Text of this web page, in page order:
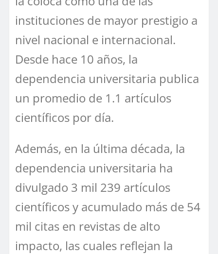
instituciones de mayor prestigio a
nivel nacional e internacional.
Desde hace 10 años, la
dependencia universitaria publica
un promedio de 1.1 artículos
científicos por día.
Además, en la última década, la
dependencia universitaria ha
divulgado 3 mil 239 artículos
científicos y acumulado más de 54
mil citas en revistas de alto
impacto, las cuales reflejan la